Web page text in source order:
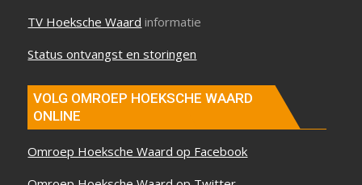
TV Hoeksche Waard informatie
Status ontvangst en storingen
VOLG OMROEP HOEKSCHE WAARD
ONLINE
Omroep Hoeksche Waard op Facebook